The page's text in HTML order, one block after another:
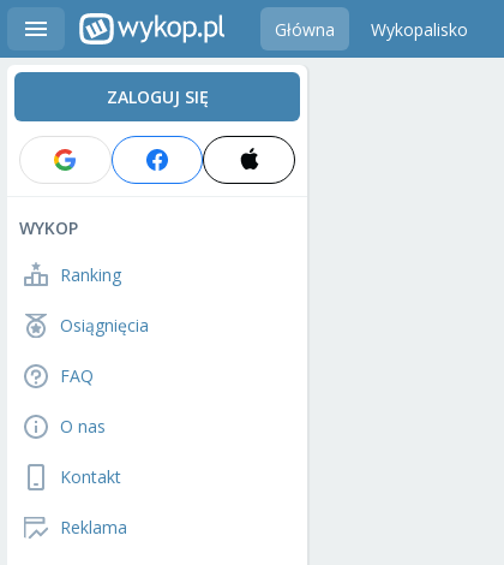
Główna Wykopalisko
ZALOGUJ SIĘ
WYKOP
Ranking
Osiągnięcia
FAQ
O nas
Kontakt
Reklama